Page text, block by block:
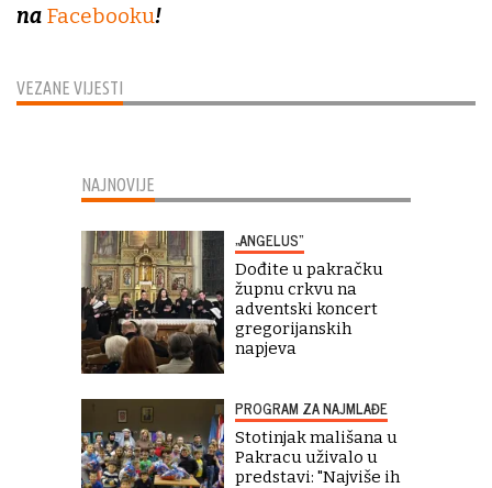
VEZANE VIJESTI
na Facebooku!
NAJNOVIJE
„ANGELUS“
Dođite u pakračku
župnu crkvu na
adventski koncert
gregorijanskih
napjeva
PROGRAM ZA NAJMLAĐE
Stotinjak mališana u
Pakracu uživalo u
predstavi: "Najviše ih